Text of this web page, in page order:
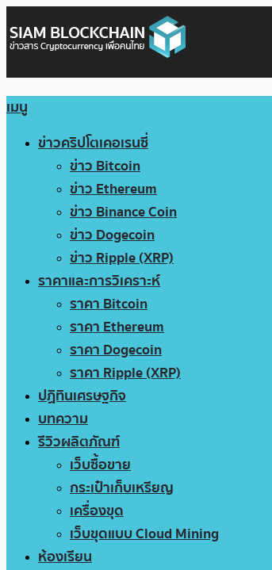
เมนู
ข่าวคริปโตเคอเรนซี่
ข่าว Bitcoin
ข่าว Ethereum
ข่าว Binance Coin
ข่าว Dogecoin
ข่าว Ripple (XRP)
ราคาและการวิเคราะห์
ราคา Bitcoin
ราคา Ethereum
ราคา Dogecoin
ราคา Ripple (XRP)
ปฏิทินเศรษฐกิจ
บทความ
รีวิวผลิตภัณฑ์
เว็บซื้อขาย
กระเป๋าเก็บเหรียญ
เครื่องขุด
เว็บขุดแบบ Cloud Mining
ห้องเรียน